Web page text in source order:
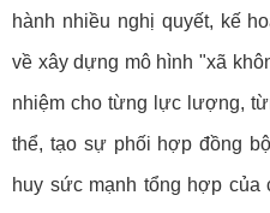
hành nhiều nghị quyết, kế
về xây dựng mô hình "xã
nhiệm cho từng lực lượng,
thể, tạo sự phối hợp đồng
huy sức mạnh tổng hợp của